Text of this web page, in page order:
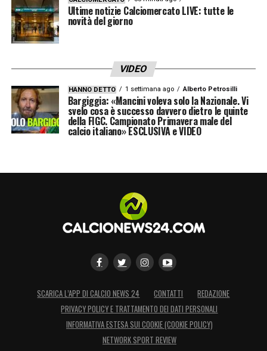
Ultime notizie Calciomercato LIVE: tutte le
novità del giorno
VIDEO
HANNO DETTO 1 settimana ago Alberto Petrosilli
Bargiggia: «Mancini voleva solo la Nazionale. Vi
svelo cosa è successo davvero dietro le quinte
della FIGC. Campionato Primavera male del
calcio italiano» ESCLUSIVA e VIDEO
SCARICA L’APP DI CALCIO NEWS 24 CONTATTI
REDAZIONE
PRIVACY POLICY E TRATTAMENTO DEI DATI PERSONALI
INFORMATIVA ESTESA SUI COOKIE (COOKIE POLICY)
NETWORK SPORT REVIEW